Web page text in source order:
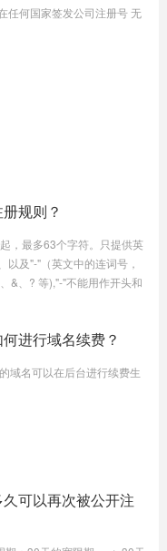
任何国家签发公司注册号 无
规则？
，最多63个字符。只提供英
及"-"（英文中的连词号，
&、? 等),"-"不能用作开头和
进行域名续费？
域名可以在后台进行续费生
可以再次被公开注